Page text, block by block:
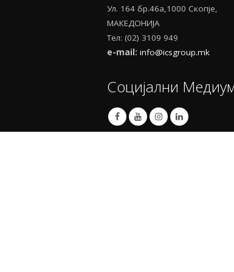
Ул. 164 бр.46а,1000 Скопје,
МАКЕДОНИЈА
Тел: (02) 3109 949
e-mail: info@icsgroup.mk
Социјални